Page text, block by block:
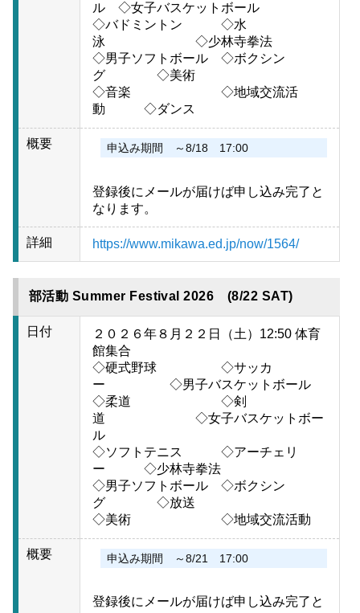
ル ◇女子バスケットボール
◇バドミントン ◇水
泳 ◇少林寺拳法
◇男子ソフトボール ◇ボクシン
グ ◇美術
◇音楽 ◇地域交流活
動 ◇ダンス
概要 申込み期間 ～8/18 17:00
登録後にメールが届けば申し込み完了と
なります。
詳細 https://www.mikawa.ed.jp/now/1564/
部活動 Summer Festival 2026 (8/22 SAT)
日付
２０２６年８月２２日（土）12:50 体育
館集合
◇硬式野球 ◇サッカ
ー ◇男子バスケットボール
◇柔道 ◇剣
道 ◇女子バスケットボー
ル
◇ソフトテニス ◇アーチェリ
ー ◇少林寺拳法
◇男子ソフトボール ◇ボクシン
グ ◇放送
◇美術 ◇地域交流活動
概要 申込み期間 ～8/21 17:00
登録後にメールが届けば申し込み完了と